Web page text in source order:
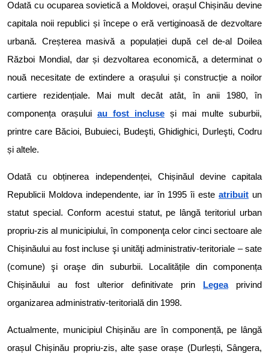
Odată cu ocuparea sovietică a Moldovei, orașul Chișinău devine
capitala noii republici și începe o eră vertiginoasă de dezvoltare
urbană. Creșterea masivă a populației după cel de-al Doilea
Război Mondial, dar și dezvoltarea economică, a determinat o
nouă necesitate de extindere a orașului și construcție a noilor
cartiere rezidențiale. Mai mult decât atât, în anii 1980, în
componența orașului au fost incluse și mai multe suburbii,
printre care Băcioi, Bubuieci, Budeşti, Ghidighici, Durleşti, Codru
și altele.
Odată cu obținerea independenței, Chișinăul devine capitala
Republicii Moldova independente, iar în 1995 îi esteatribuit un
statut special. Conform acestui statut, pe lângă teritoriul urban
propriu-zis al municipiului, în componenţa celor cinci sectoare ale
Chișinăului au fost incluse şi unităţi administrativ-teritoriale – sate
(comune) şi oraşe din suburbii. Localitățile din componența
Chișinăului au fost ulterior definitivate prin Legeaprivind
organizarea administrativ-teritorială din 1998.
Actualmente, municipiul Chișinău are în componență, pe lângă
orașul Chișinău propriu-zis, alte șase orașe (Durlești, Sângera,